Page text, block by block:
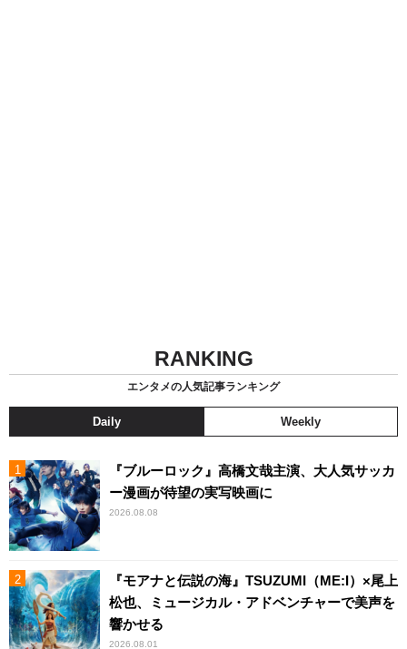
RANKING
エンタメの人気記事ランキング
Daily Weekly
『ブルーロック』高橋文哉主演、大人気サッカ
ー漫画が待望の実写映画に
2026.08.08
『モアナと伝説の海』TSUZUMI（ME:I）×尾上
松也、ミュージカル・アドベンチャーで美声を
響かせる
2026.08.01